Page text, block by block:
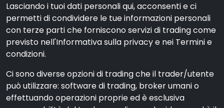
Lasciando i tuoi dati personali qui, acconsenti e ci
permetti di condividere le tue informazioni personali
con terze parti che forniscono servizi di trading come
previsto nell'Informativa sulla privacy e nei Termini e
condizioni.
Ci sono diverse opzioni di trading che il trader/utente
può utilizzare: software di trading, broker umani o
effettuando operazioni proprie ed è esclusiva